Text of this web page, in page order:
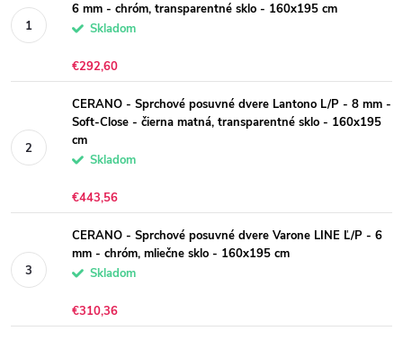
6 mm - chróm, transparentné sklo - 160x195 cm
Skladom
€292,60
CERANO - Sprchové posuvné dvere Lantono L/P - 8 mm -
Soft-Close - čierna matná, transparentné sklo - 160x195
cm
Skladom
€443,56
CERANO - Sprchové posuvné dvere Varone LINE Ľ/P - 6
mm - chróm, mliečne sklo - 160x195 cm
Skladom
€310,36